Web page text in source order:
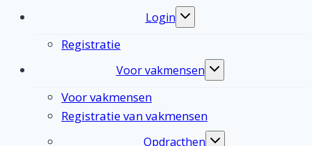
Login
Toggle
Registratie
Voor vakmensen
Toggle
Voor vakmensen
Registratie van vakmensen
Opdracthen